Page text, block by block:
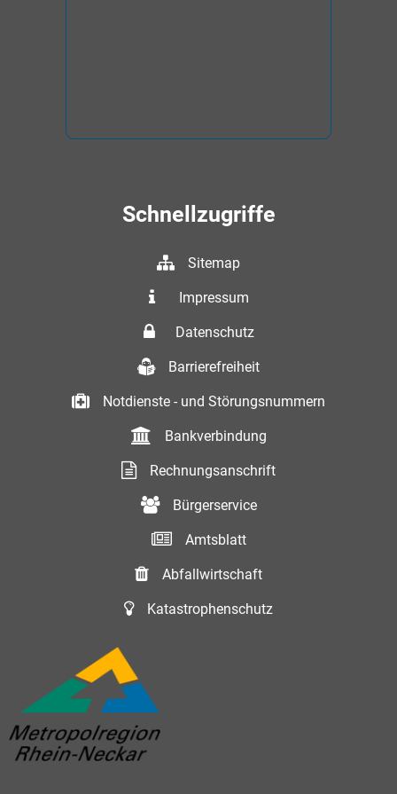
Schnellzugriffe
Sitemap
Impressum
Datenschutz
Barrierefreiheit
Notdienste - und Störungsnummern
Bankverbindung
Rechnungsanschrift
Bürgerservice
Amtsblatt
Abfallwirtschaft
Katastrophenschutz